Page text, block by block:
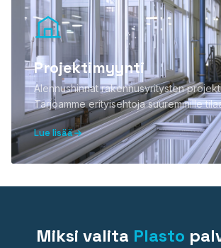
Projektimyynti
Alennushinnat rakennusyritysten
Tarjoamme erityisehtoja suuremmille
Lue lisää
Miksi valita Plasto